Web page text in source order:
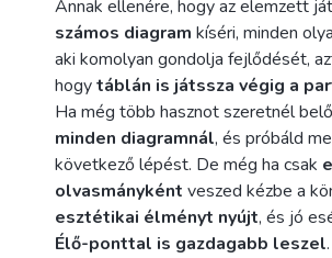
Annak ellenére, hogy az elemzett
számos diagram kíséri, minden
aki komolyan gondolja fejlődését,
hogytáblán is játssza végig a
Ha még több hasznot szeretnél
minden diagramnál, és próbáld
következő lépést. De még ha csak
olvasmányként veszed kézbe a
esztétikai élményt nyújt, és jó
Élő-ponttal is gazdagabb leszel.